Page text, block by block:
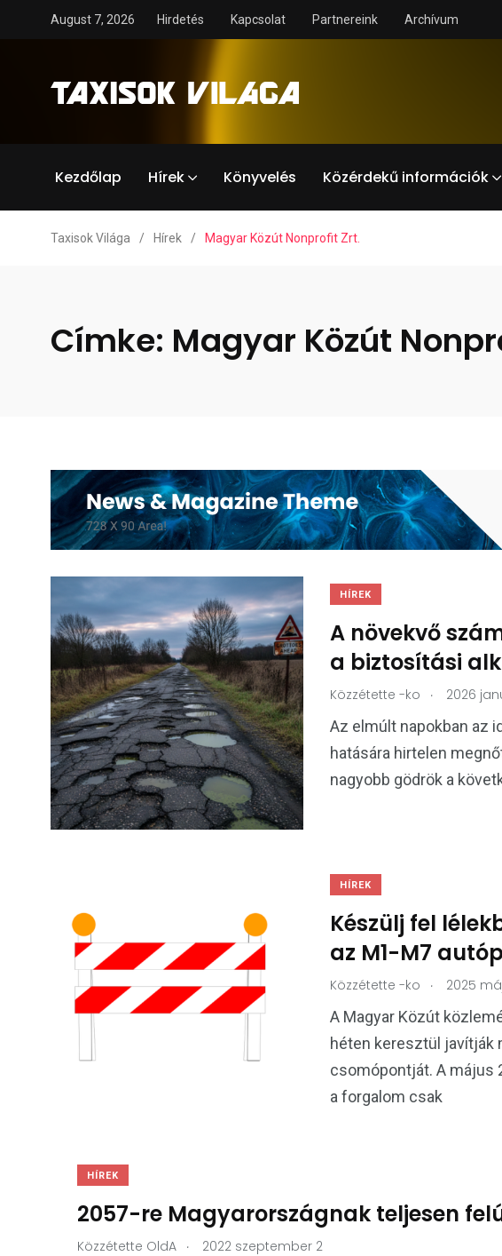
August 7, 2026 Hirdetés Kapcsolat Partnereink Archívum
Kezdőlap Hírek Könyvelés Közérdekű információk
Taxisok Világa / Hírek / Magyar Közút Nonprofit Zrt.
Címke: Magyar Közút
HÍREK
A növekvő
a biztosítási
Közzétette -ko . 2026
Az elmúlt napokban az
hatására hirtelen
nagyobb gödrök a
HÍREK
Készülj fel
az M1-M7
Közzétette -ko . 2025
A Magyar Közút
héten keresztül javítják
csomópontját. A május
a forgalom csak
HÍREK
2057-re Magyarországnak teljesen
Közzétette OldA . 2022 szeptember 2